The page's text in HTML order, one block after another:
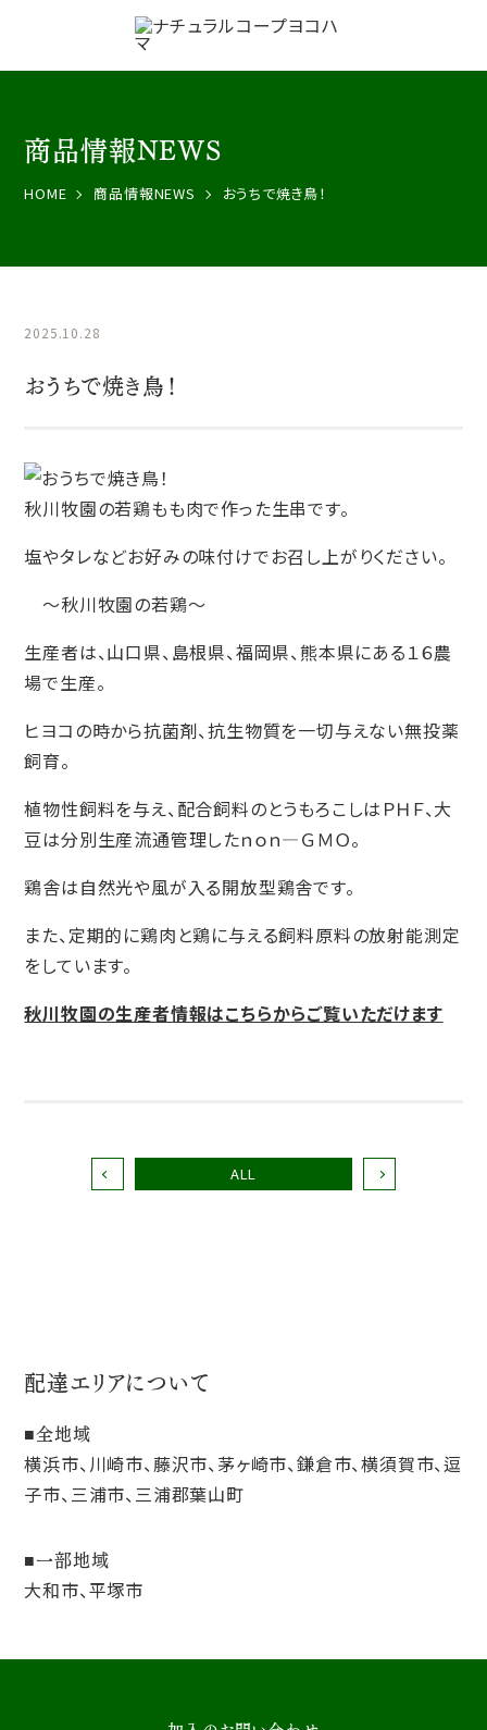
商品情報NEWS
HOME 商品情報NEWS おうちで焼き鳥！
2025.10.28
おうちで焼き鳥！
秋川牧園の若鶏もも肉で作った生串です。
塩やタレなどお好みの味付けでお召し上がりください。
〜秋川牧園の若鶏〜
生産者は、山口県、島根県、福岡県、熊本県にある１６農
場で生産。
ヒヨコの時から抗菌剤、抗生物質を一切与えない無投薬
飼育。
植物性飼料を与え、配合飼料のとうもろこしはＰＨＦ、大
豆は分別生産流通管理したｎｏｎ—ＧＭＯ。
鶏舎は自然光や風が入る開放型鶏舎です。
また、定期的に鶏肉と鶏に与える飼料原料の放射能測定
をしています。
秋川牧園の生産者情報はこちらからご覧いただけます
ALL
配達エリアについて
全地域
横浜市、川崎市、藤沢市、茅ヶ崎市、鎌倉市、横須賀市、逗
子市、三浦市、三浦郡葉山町
一部地域
大和市、平塚市